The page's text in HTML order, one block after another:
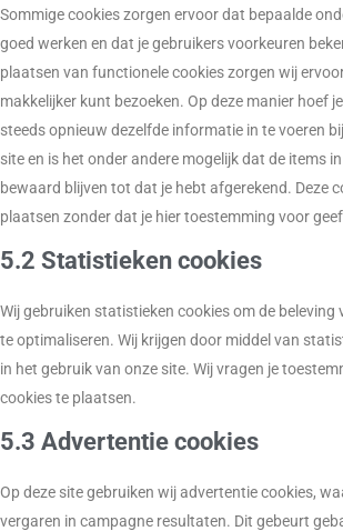
Sommige cookies zorgen ervoor dat bepaalde
goed werken en dat je gebruikers voorkeuren
plaatsen van functionele cookies zorgen wij
makkelijker kunt bezoeken. Op deze manier hoef
steeds opnieuw dezelfde informatie in te voeren
site en is het onder andere mogelijk dat de items
bewaard blijven tot dat je hebt afgerekend. Deze
plaatsen zonder dat je hier toestemming voor
5.2 Statistieken cookies
Wij gebruiken statistieken cookies om de beleving
te optimaliseren. Wij krijgen door middel van
in het gebruik van onze site. Wij vragen je
cookies te plaatsen.
5.3 Advertentie cookies
Op deze site gebruiken wij advertentie cookies,
vergaren in campagne resultaten. Dit gebeurt